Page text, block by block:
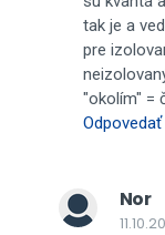
tak je a
pre
"okolím" =
Odpovedať
Nor